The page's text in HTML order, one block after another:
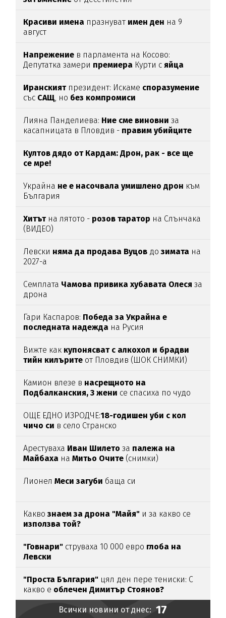
Красиви имена празнуват имен ден на 9
август
Напрежение в парламента на Косово:
Депутатка замери премиера Курти сяйца
Иранскиятпрезидент: Искаме споразумение
със САЩ, но без компромиси
Лияна Панделиева: Ние сме виновниза
касапницата в Пловдив - правим убийците
Култов дядо от Кардам: Дрон, рак - все ще
се мре!
Украйна не е насочвала умишлено дрон към
България
Хитътна лятото - розов таратор на Слънчака
(ВИДЕО)
Левски няма да продава Вуцов дозимата на
2027-а
Семплата Чамова привика хубавата Олеся за
дрона
Гари Каспаров: Победа за Украйна е
последната надежда на Русия
Вижте как купонясват с алкохол и брадви
тийн килърите от Пловдив (ШОК СНИМКИ)
Камион влезе в насрещното на
Подбалканския, 3 жени се спасиха по чудо
ОЩЕ ЕДНО ИЗРОДЧЕ:18-годишен уби с кол
чичо си в село Странско
Арестуваха Иван Шилетоза палежа на
Майбаха наМитьо Очите (снимки)
Лионел Меси загуби баща си
Каквознаем за дрона "Майя" и за какво се
използва той?
"Говнари" струваха 10 000 евро глоба на
Левски
"Проста България" цял ден пере тениски: С
какво е облечен Димитър Стоянов?
Всички новини от днес: 17